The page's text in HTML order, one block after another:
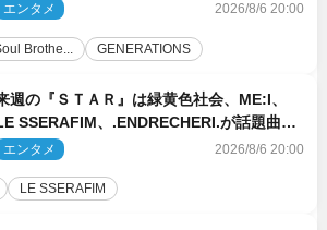
エンタメ 2026/8/6 20:00
Brothe... GENERATIONS
週の『ＳＴＡＲ』は緑黄色社会、ME:I、
SSERAFIM、.ENDRECHERI.が話題曲を
フォーマンス！
エンタメ 2026/8/6 20:00
LE SSERAFIM